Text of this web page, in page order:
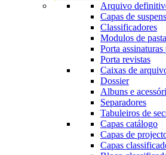
Arquivo
Capas de
Classificadores
Modulos de
Porta
Porta revistas
Caixas de
Dossier
Albuns e
Separadores
Tabuleiros de
Capas catálogo
Capas de
Capas